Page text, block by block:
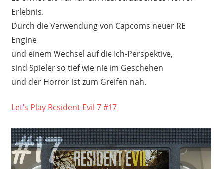
Erlebnis.
Durch die Verwendung von Capcoms neuer RE
Engine
und einem Wechsel auf die Ich-Perspektive,
sind Spieler so tief wie nie im Geschehen
und der Horror ist zum Greifen nah.
Let’s Play Resident Evil 7 #17